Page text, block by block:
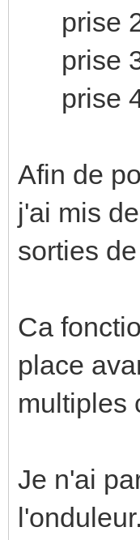
prise 2
prise 3
prise 4
Afin de
j'ai mis
sorties
Ca
place
multiples
Je n'ai